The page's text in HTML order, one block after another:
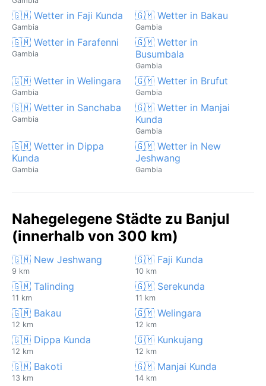
🇬🇲 Wetter in Faji Kunda
Gambia
🇬🇲 Wetter in Bakau
Gambia
🇬🇲 Wetter in Farafenni
Gambia
🇬🇲 Wetter in
Busumbala
Gambia
🇬🇲 Wetter in Welingara
Gambia
🇬🇲 Wetter in Brufut
Gambia
🇬🇲 Wetter in Sanchaba
Gambia
🇬🇲 Wetter in Manjai
Kunda
Gambia
🇬🇲 Wetter in Dippa
Kunda
Gambia
🇬🇲 Wetter in New
Jeshwang
Gambia
Nahegelegene Städte zu Banjul
(innerhalb von 300 km)
🇬🇲 New Jeshwang
9 km
🇬🇲 Faji Kunda
10 km
🇬🇲 Talinding
11 km
🇬🇲 Serekunda
11 km
🇬🇲 Bakau
12 km
🇬🇲 Welingara
12 km
🇬🇲 Dippa Kunda
12 km
🇬🇲 Kunkujang
12 km
🇬🇲 Bakoti
13 km
🇬🇲 Manjai Kunda
14 km